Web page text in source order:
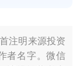
注明来源投资
者名字。微信